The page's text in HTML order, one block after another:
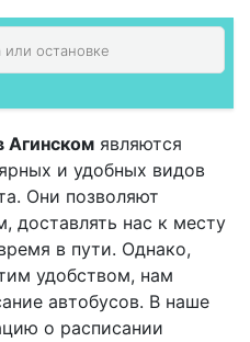
Агинском являются
и удобных видов
Они позволяют
доставлять нас к месту
в пути. Однако,
удобством, нам
автобусов. В наше
о расписании